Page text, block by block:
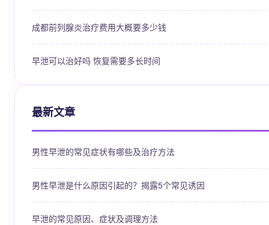
成都前列腺炎治疗费用大概要多少钱
早泄可以治好吗 恢复需要多长时间
最新文章
男性早泄的常见症状有哪些及治疗方法
男性早泄是什么原因引起的？揭露5个常见诱因
早泄的常见原因、症状及调理方法